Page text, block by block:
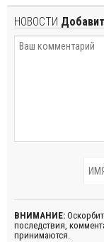
НОВОСТИ
ВНИМАНИЕ:
последствия,
принимаются.